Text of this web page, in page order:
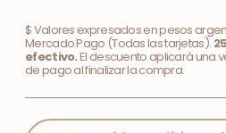
$ Valores expresados en pesos
Mercado Pago (Todas las tarjetas).
efectivo.El descuento aplicará una
de pago al finalizar la compra.